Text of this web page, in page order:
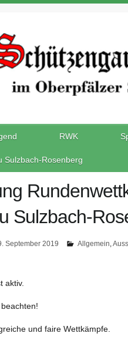
RWK
Sulzbach-Rosenberg
Sulzbach-
September 2019 Allgemein ,
aktiv.
beachten!
und faire Wettkämpfe.